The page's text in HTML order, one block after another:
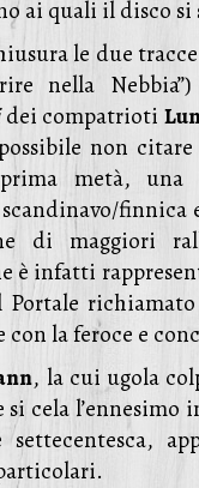
ai quali il disco si
le due
nella
dei compatrioti
non
metà, una
finnica
di maggiori
è infatti
Portale
la feroce e
, la cui ugola
cela